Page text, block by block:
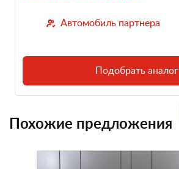
Автомобиль партнера
Подобрать аналог
Похожие предложения